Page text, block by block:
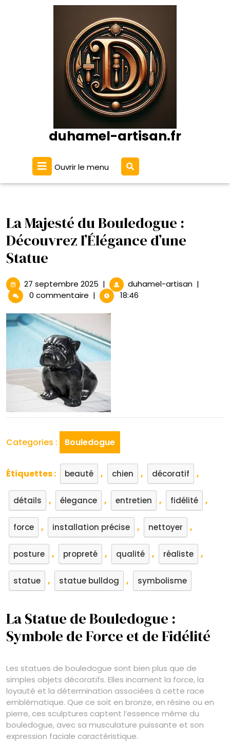
duhamel-artisan.fr
Ouvrir le menu Ouvrir
le
menu
La Majesté du Bouledogue :
Découvrez l’Élégance d’une
Statue
27 septembre 2025 27
septembre
2025
| duhamel-artisanLa|
0 commentaire | 18:46
Categories : Bouledogue
Étiquettes : beauté , chien , décoratif ,
détails , élegance , entretien , fidélité ,
force , installation précise , nettoyer ,
posture , propreté , qualité , réaliste ,
statue , statue bulldog , symbolisme
La Statue de Bouledogue :
Symbole de Force et de Fidélité
Les statues de bouledogue sont bien plus que de
simples objets décoratifs. Elles incarnent la force, la
loyauté et la détermination associées à cette race
emblématique. Que ce soit en bronze, en résine ou en
pierre, ces sculptures captent l’essence même du
bouledogue, avec sa musculature puissante et son
expression faciale caractéristique.